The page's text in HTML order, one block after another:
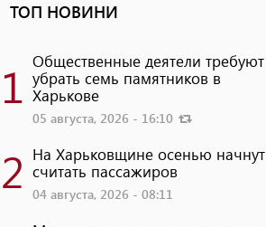
ТОП НОВИНИ
1 Общественные деятели требуют
убрать семь памятников в
Харькове
05 августа, 2026 - 16:10
2 На Харьковщине осенью начнут
считать пассажиров
04 августа, 2026 - 08:11